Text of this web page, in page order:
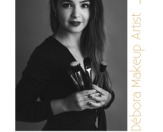
Débora Makeup Artist